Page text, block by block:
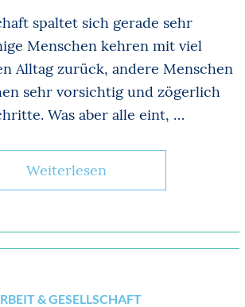
spaltet sich gerade sehr
Menschen kehren mit viel
Alltag zurück, andere Menschen
sehr vorsichtig und zögerlich
Was aber alle eint, …
Weiterlesen
& GESELLSCHAFT